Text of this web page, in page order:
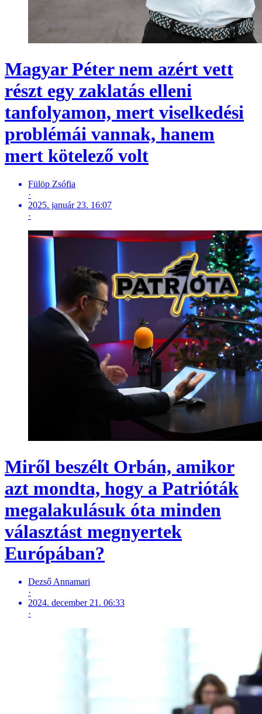
Magyar Péter nem azért vett
részt egy zaklatás elleni
tanfolyamon, mert viselkedési
problémái vannak, hanem
mert kötelező volt
Fülöp Zsófia
·
2025. január 23. 16:07
·
Miről beszélt Orbán, amikor
azt mondta, hogy a Patrióták
megalakulásuk óta minden
választást megnyertek
Európában?
Dezső Annamari
·
2024. december 21. 06:33
·